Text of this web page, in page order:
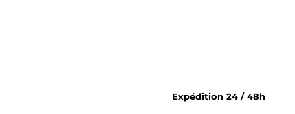
Expédition 24 / 48h